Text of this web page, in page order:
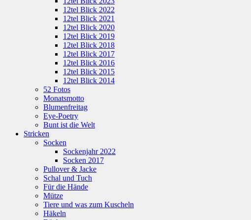
12tel Blick 2022
12tel Blick 2021
12tel Blick 2020
12tel Blick 2019
12tel Blick 2018
12tel Blick 2017
12tel Blick 2016
12tel Blick 2015
12tel Blick 2014
52 Fotos
Monatsmotto
Blumenfreitag
Eye-Poetry
Bunt ist die Welt
Stricken
Socken
Sockenjahr 2022
Socken 2017
Pullover & Jacke
Schal und Tuch
Für die Hände
Mütze
Tiere und was zum Kuscheln
Häkeln